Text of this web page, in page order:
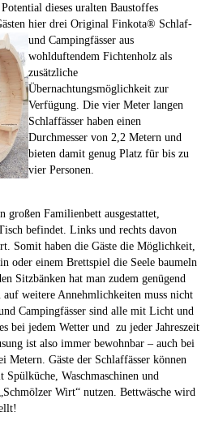
dieses uralten Baustoffes
hier drei Original Finkota® Schlaf-
und Campingfässer aus
wohlduftendem Fichtenholz als
zusätzliche
Übernachtungsmöglichkeit zur
Verfügung. Die vier Meter langen
Schlaffässer haben einen
Durchmesser von 2,2 Metern und
bieten damit genug Platz für bis zu
vier Personen.
großen Familienbett ausgestattet,
befindet. Links und rechts davon
Somit haben die Gäste die Möglichkeit,
oder einem Brettspiel die Seele baumeln
Sitzbänken hat man zudem genügend
auf weitere Annehmlichkeiten muss nicht
Campingfässer sind alle mit Licht und
bei jedem Wetter und zu jeder Jahreszeit
ist also immer bewohnbar – auch bei
Metern. Gäste der Schlaffässer können
Spülküche, Waschmaschinen und
Wirt“ nutzen. Bettwäsche wird